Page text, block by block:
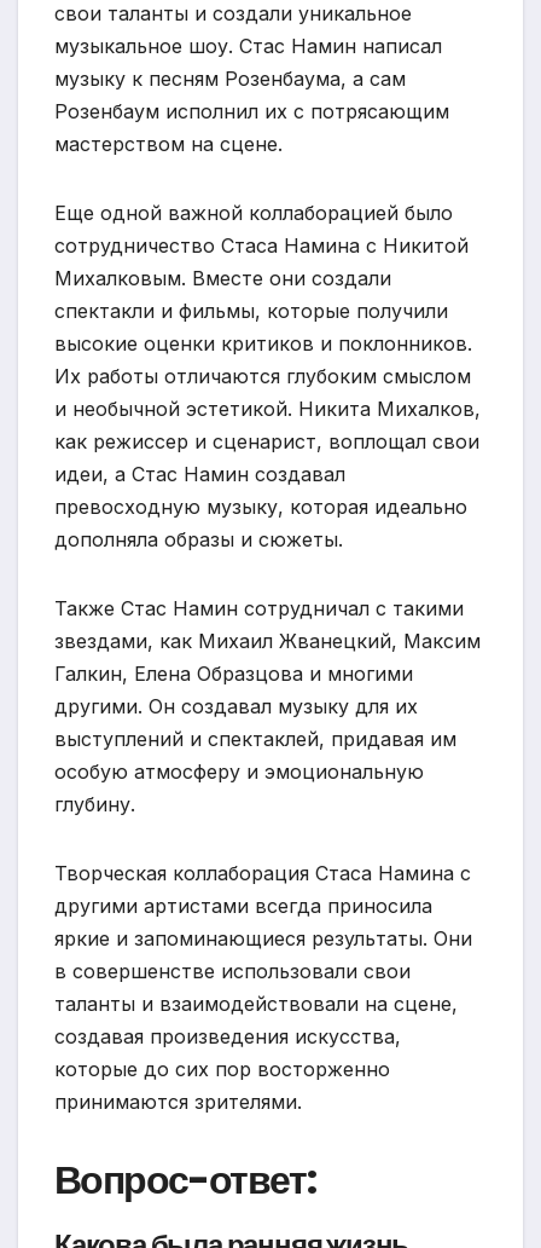
свои таланты и создали уникальное
музыкальное шоу. Стас Намин написал
музыку к песням Розенбаума, а сам
Розенбаум исполнил их с потрясающим
мастерством на сцене.
Еще одной важной коллаборацией было
сотрудничество Стаса Намина с Никитой
Михалковым. Вместе они создали
спектакли и фильмы, которые получили
высокие оценки критиков и поклонников.
Их работы отличаются глубоким смыслом
и необычной эстетикой. Никита Михалков,
как режиссер и сценарист, воплощал свои
идеи, а Стас Намин создавал
превосходную музыку, которая идеально
дополняла образы и сюжеты.
Также Стас Намин сотрудничал с такими
звездами, как Михаил Жванецкий, Максим
Галкин, Елена Образцова и многими
другими. Он создавал музыку для их
выступлений и спектаклей, придавая им
особую атмосферу и эмоциональную
глубину.
Творческая коллаборация Стаса Намина с
другими артистами всегда приносила
яркие и запоминающиеся результаты. Они
в совершенстве использовали свои
таланты и взаимодействовали на сцене,
создавая произведения искусства,
которые до сих пор восторженно
принимаются зрителями.
Вопрос-ответ: